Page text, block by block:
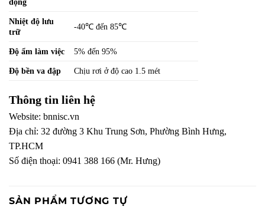
Nhiệt độ lưu
trữ
-40℃ đến 85℃
Độ ẩm làm việc 5% đến 95%
Độ bền va đập Chịu rơi ở độ cao 1.5 mét
Thông tin liên hệ
Website: bnnisc.vn
Địa chỉ: 32 đường 3 Khu Trung Sơn, Phường Bình Hưng,
TP.HCM
Số điện thoại: 0941 388 166 (Mr. Hưng)
SẢN PHẨM TƯƠNG TỰ